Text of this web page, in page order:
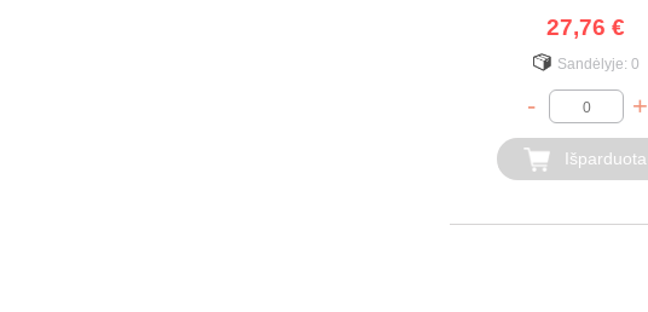
27,76 €
Sandėlyje: 0
- +
Išparduota